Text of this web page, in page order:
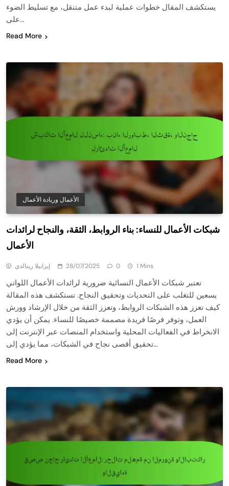
يستكشف المقال خطوات عملية لبدء عمل متنقل، مع تسليط الضوء
على…
Read More
الأعمال وريادة الأعمال
شبكات الأعمال للنساء: بناء الروابط، الثقة، والنجاح لرائدات
الأعمال
إيزابيلا رينالدي 28/07/2025 0 1 Mins
تعتبر شبكات الأعمال النسائية ضرورية لرائدات الأعمال اللواتي
يسعين للتغلب على التحديات وتحقيق النجاح. تستكشف هذه المقالة
كيف تعزز هذه الشبكات الروابط، وتعزز الثقة من خلال الإرشاد وورش
العمل، وتوفر فرصًا فريدة مصممة خصيصًا للنساء. يمكن أن يؤدي
الانخراط في الفعاليات المحلية واستخدام المنصات عبر الإنترنت إلى
تحقيق أقصى نجاح في الشبكات، مما يؤدي إلى…
Read More